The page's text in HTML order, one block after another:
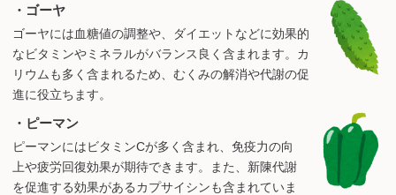
・ゴーヤ
ゴーヤには血糖値の調整や、ダイエットなどに効果的
なビタミンやミネラルがバランス良く含まれます。カ
リウムも多く含まれるため、むくみの解消や代謝の促
進に役立ちます。
・ピーマン
ピーマンにはビタミンCが多く含まれ、免疫力の向
上や疲労回復効果が期待できます。また、新陳代謝
を促進する効果があるカプサイシンも含まれていま